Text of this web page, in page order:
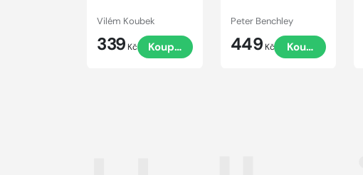
Vilém Koubek
339 Kč Koupit
Peter Benchley
449 Kč Koupit